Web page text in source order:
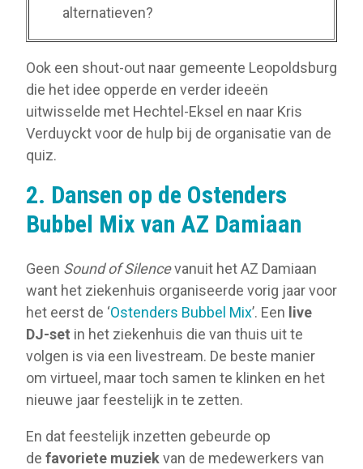
alternatieven?
Ook een shout-out naar gemeente Leopoldsburg
die het idee opperde en verder ideeën
uitwisselde met Hechtel-Eksel en naar Kris
Verduyckt voor de hulp bij de organisatie van de
quiz.
2. Dansen op de Ostenders
Bubbel Mix van AZ Damiaan
Geen Sound of Silencevanuit het AZ Damiaan
want het ziekenhuis organiseerde vorig jaar voor
het eerst de ‘Ostenders Bubbel Mix’. Een live
DJ-set in het ziekenhuis die van thuis uit te
volgen is via een livestream. De beste manier
om virtueel, maar toch samen te klinken en het
nieuwe jaar feestelijk in te zetten.
En dat feestelijk inzetten gebeurde op
de favoriete muziekvan de medewerkers van